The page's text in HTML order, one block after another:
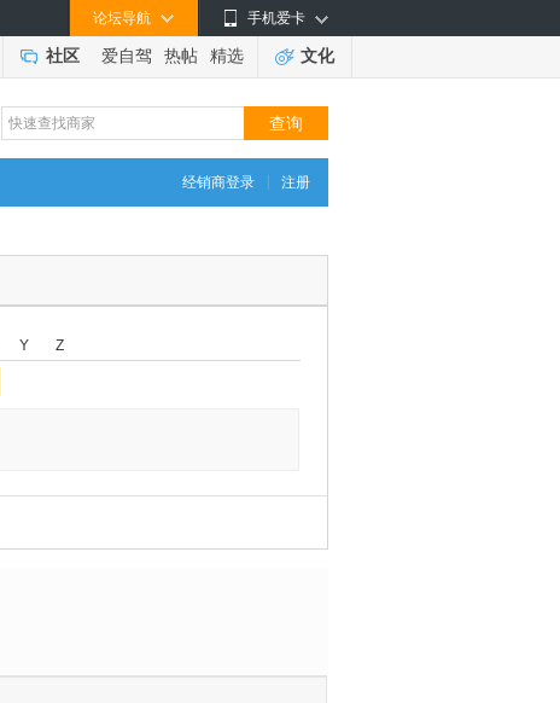
手机爱卡
论坛导航
社区 爱自驾 热帖 精选 文化
经销商登录 注册
Y Z